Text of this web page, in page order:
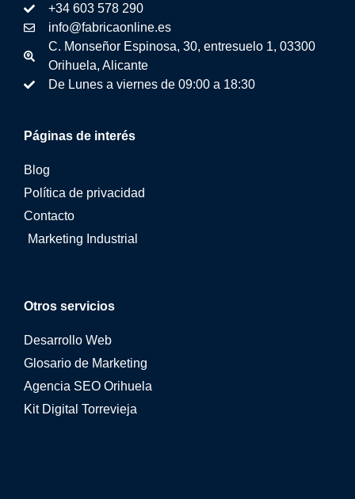
Otros servicios
Desarrollo Web
Glosario de Marketing
Agencia SEO Orihuela
Kit Digital Torrevieja
Páginas de interés
Blog
Política de privacidad
Contacto
Marketing Industrial
+34 603 578 290
info@fabricaonline.es
C. Monseñor Espinosa, 30, entresuelo 1, 03300
Orihuela, Alicante
De Lunes a viernes de 09:00 a 18:30